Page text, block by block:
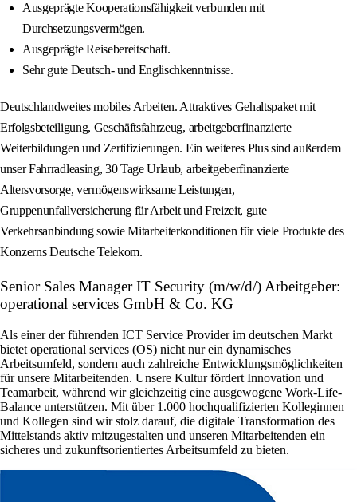
Ausgeprägte Kooperationsfähigkeit verbunden mit
Durchsetzungsvermögen.
Ausgeprägte Reisebereitschaft.
Sehr gute Deutsch- und Englischkenntnisse.
Deutschlandweites mobiles Arbeiten. Attraktives Gehaltspaket mit
Erfolgsbeteiligung, Geschäftsfahrzeug, arbeitgeberfinanzierte
Weiterbildungen und Zertifizierungen. Ein weiteres Plus sind außerdem
unser Fahrradleasing, 30 Tage Urlaub, arbeitgeberfinanzierte
Altersvorsorge, vermögenswirksame Leistungen,
Gruppenunfallversicherung für Arbeit und Freizeit, gute
Verkehrsanbindung sowie Mitarbeiterkonditionen für viele Produkte des
Konzerns Deutsche Telekom.
Senior Sales Manager IT Security (m/w/d/) Arbeitgeber:
operational services GmbH & Co. KG
Als einer der führenden ICT Service Provider im deutschen Markt
bietet operational services (OS) nicht nur ein dynamisches
Arbeitsumfeld, sondern auch zahlreiche Entwicklungsmöglichkeiten
für unsere Mitarbeitenden. Unsere Kultur fördert Innovation und
Teamarbeit, während wir gleichzeitig eine ausgewogene Work-Life-
Balance unterstützen. Mit über 1.000 hochqualifizierten Kolleginnen
und Kollegen sind wir stolz darauf, die digitale Transformation des
Mittelstands aktiv mitzugestalten und unseren Mitarbeitenden ein
sicheres und zukunftsorientiertes Arbeitsumfeld zu bieten.